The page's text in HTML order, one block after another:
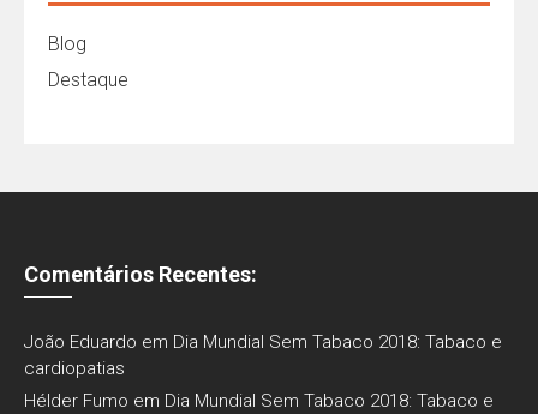
Blog
Destaque
Comentários Recentes:
João Eduardo em Dia Mundial Sem Tabaco 2018: Tabaco e
cardiopatias
Hélder Fumo em Dia Mundial Sem Tabaco 2018: Tabaco e